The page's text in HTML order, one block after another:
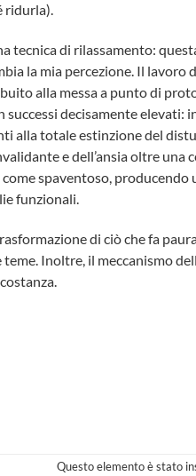
ridurla).
tecnica di rilassamento:
la mia percezione. Il
alla messa a punto di
decisamente elevati:
alla totale estinzione del
e dell’ansia oltre
come spaventoso,
funzionali.
di ciò che fa
Inoltre, il meccanismo
Questo elemento è stato